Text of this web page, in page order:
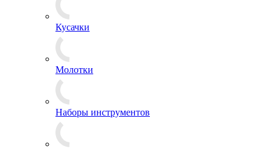
Кусачки
Молотки
Наборы инструментов